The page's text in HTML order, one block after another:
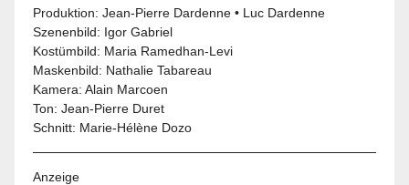
Produktion: Jean-Pierre Dardenne • Luc Dardenne
Szenenbild: Igor Gabriel
Kostümbild: Maria Ramedhan-Levi
Maskenbild: Nathalie Tabareau
Kamera: Alain Marcoen
Ton: Jean-Pierre Duret
Schnitt: Marie-Hélène Dozo
Anzeige